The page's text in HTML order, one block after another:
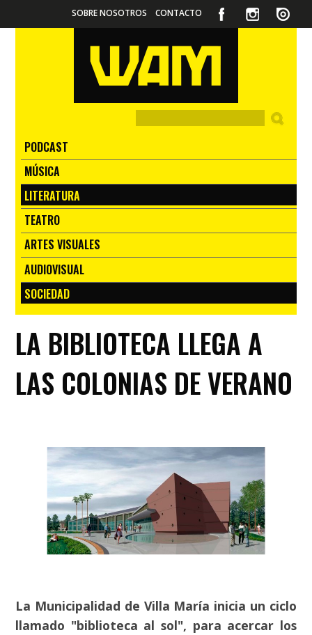
SOBRE NOSOTROS CONTACTO
PODCAST
MÚSICA
LITERATURA
TEATRO
ARTES VISUALES
AUDIOVISUAL
SOCIEDAD
LA BIBLIOTECA LLEGA A
LAS COLONIAS DE VERANO
La Municipalidad de Villa María inicia un ciclo
llamado "biblioteca al sol", para acercar los